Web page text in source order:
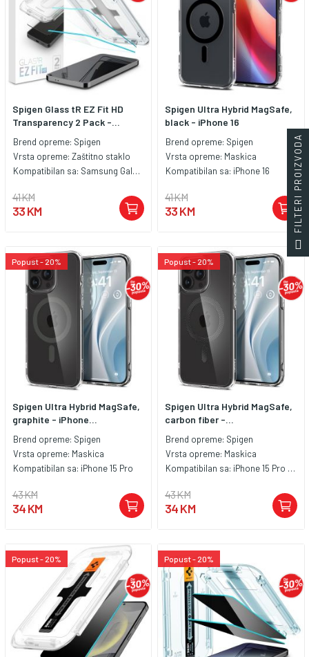
Spigen Glass tR EZ Fit HD
Transparency 2 Pack -...
Brend opreme: Spigen
Vrsta opreme: Zaštitno staklo
Kompatibilan sa: Samsung Galaxy S24
41 KM
33 KM
Spigen Ultra Hybrid MagSafe,
black - iPhone 16
Brend opreme: Spigen
Vrsta opreme: Maskica
Kompatibilan sa: iPhone 16
41 KM
33 KM
Popust - 20%
Spigen Ultra Hybrid MagSafe,
graphite - iPhone...
Brend opreme: Spigen
Vrsta opreme: Maskica
Kompatibilan sa: iPhone 15 Pro
43 KM
34 KM
Popust - 20%
Spigen Ultra Hybrid MagSafe,
carbon fiber -...
Brend opreme: Spigen
Vrsta opreme: Maskica
Kompatibilan sa: iPhone 15 Pro Max
43 KM
34 KM
Popust - 20% Popust - 20%
FILTERI PROIZVODA